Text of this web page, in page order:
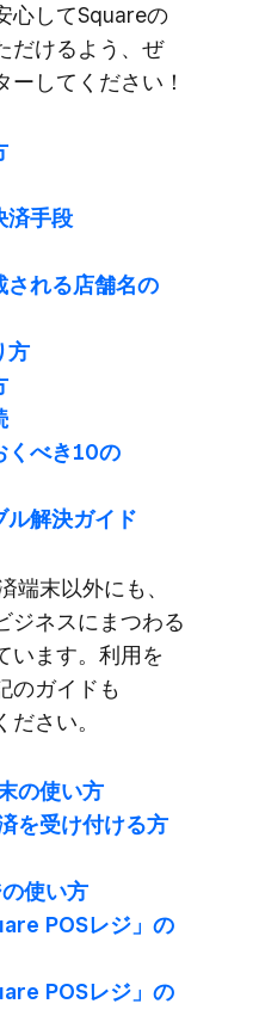
心して​​Squareの​​
だける​よう、​​ぜ​
してください！
済手段
される​店舗名の​
方
くべき10の​
ル解決ガイド
端末以外にも、​
ジネスに​まつわる​
います。​利用を​
の​ガイドも​
さい。
の​使い方
を​受け付ける​方​
使い方
POSレジ」の​​
POSレジ」の​​